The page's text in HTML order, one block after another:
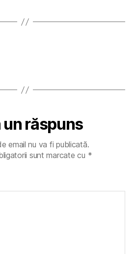
un răspuns
email nu va fi publicată.
sunt marcate cu *